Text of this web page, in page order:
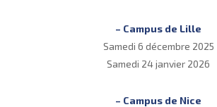
– Campus de Lille
Samedi 6 décembre 2025
Samedi 24 janvier 2026
– Campus de Nice